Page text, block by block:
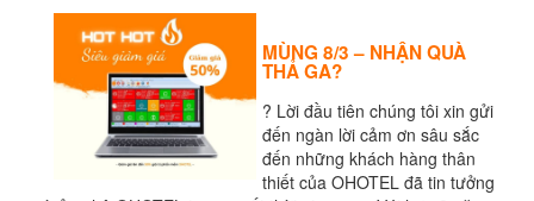
MÙNG 8/3 – NHẬN QUÀ
THẢ GA?
? Lời đầu tiên chúng tôi xin gửi
đến ngàn lời cảm ơn sâu sắc
đến những khách hàng thân
thiết của OHOTEL đã tin tưởng